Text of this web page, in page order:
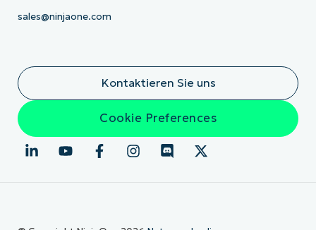
sales@ninjaone.com
Kontaktieren Sie uns
Cookie Preferences